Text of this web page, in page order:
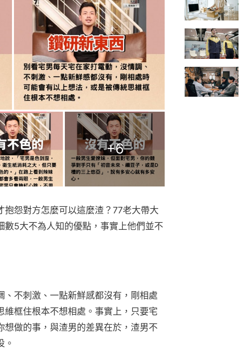
+6
怨對方怎麼可以這麼渣？77老大帶大
數5大不為人知的優點，事實上他們並不
不刺激、一點新鮮感都沒有，剛相處
框住根本不想相處。事實上，只要宅
做的事，與渣男的差異在於，渣男不
。